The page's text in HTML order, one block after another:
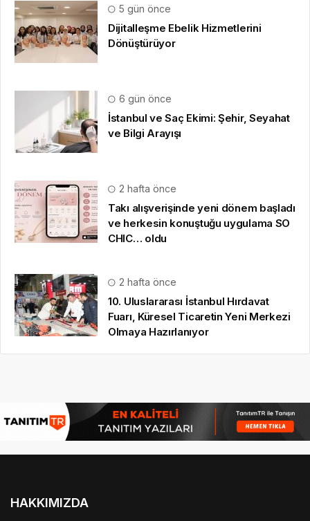
5 gün önce
Dijitalleşme Ebelik Hizmetlerini
Dönüştürüyor
6 gün önce
İstanbul ve Saç Ekimi: Şehir, Seyahat
ve Bilgi Arayışı
2 hafta önce
Takı alışverişinde yeni dönem başladı
ve herkesin konuştuğu uygulama SO
CHIC… oldu
2 hafta önce
10. Uluslararası İstanbul Hırdavat
Fuarı, Küresel Ticaretin Yeni Merkezi
Olmaya Hazırlanıyor
HAKKIMIZDA